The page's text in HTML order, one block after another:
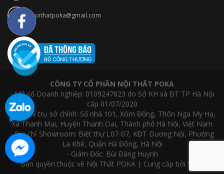
noithatpoka@gmail.com
CÔNG TY CỔ PHẦN NỘI THẤT POKA
- Mã số Doanh nghiệp: 0109247823 do Sở KH và ĐT TP Hà Nội
cấp 01/07/2020
- Địa chỉ trụ sở chính: Số nhà 101, Xóm Đồng, Thôn Nga My Hạ,
Xã Thanh Mai, Huyện Thanh Oai, Thành phố Hà Nội, Việt Nam
- Địa chỉ Showroom: Biệt thự L07-07, KĐT Dương Nội, Phường
La Khê, Quận Hà Đông, Hà Nội
- Giám Đốc: Bùi Đăng Huynh
Bản quyền thuộc về Nội Thất POKA | Cung cấp bởi Sapo